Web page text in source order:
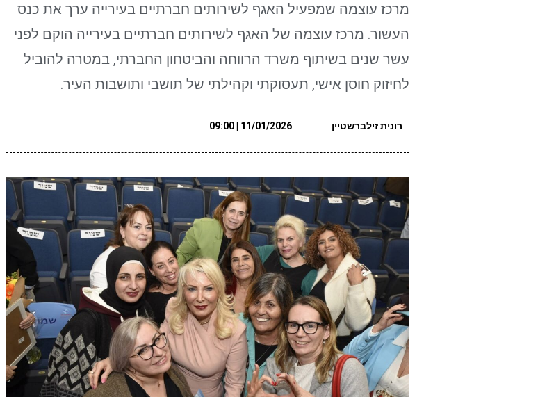
מרכז עוצמה שמפעיל האגף לשירותים חברתיים בעירייה ערך את כנס
העשור. מרכז עוצמה של האגף לשירותים חברתיים בעירייה הוקם לפני
עשר שנים בשיתוף משרד הרווחה והביטחון החברתי, במטרה להוביל
לחיזוק חוסן אישי, תעסוקתי וקהילתי של תושבי ותושבות העיר.
רונית זילברשטיין 11/01/2026 | 09:00